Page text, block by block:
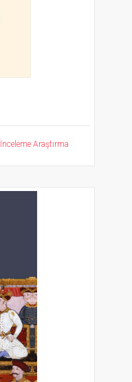
İnceleme Araştırma